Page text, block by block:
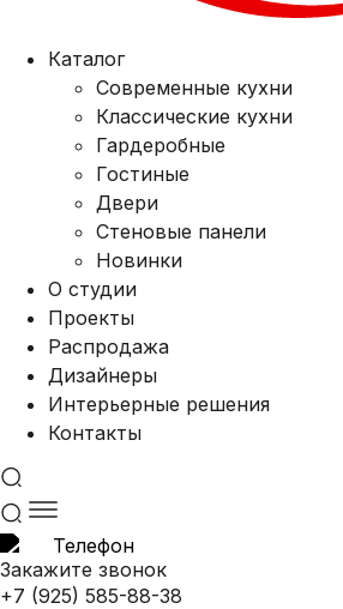
Каталог
Современные кухни
Классические кухни
Гардеробные
Гостиные
Двери
Стеновые панели
Новинки
О студии
Проекты
Распродажа
Дизайнеры
Интерьерные решения
Контакты
Закажите звонок
+7 (925) 585-88-38